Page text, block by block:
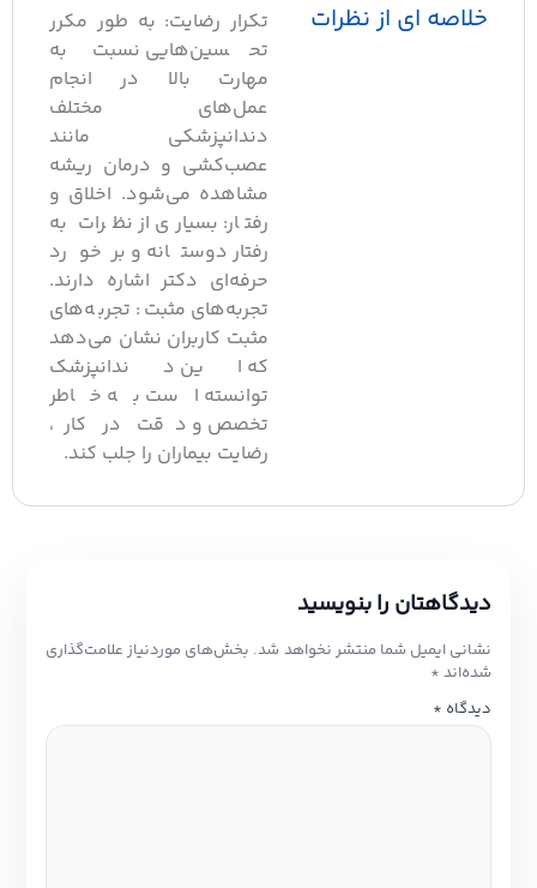
خلاصه ای از نظرات
تکرار رضایت: به طور مکرر
تحسین‌هایی نسبت به
مهارت بالا در انجام
عمل‌های مختلف
دندانپزشکی مانند
عصب‌کشی و درمان ریشه
مشاهده می‌شود. اخلاق و
رفتار: بسیاری از نظرات به
رفتار دوستانه و برخورد
حرفه‌ای دکتر اشاره دارند.
تجربه‌های مثبت: تجربه‌های
مثبت کاربران نشان می‌دهد
که این دندانپزشک
توانسته است به خاطر
تخصص و دقت در کار،
رضایت بیماران را جلب کند.
را بنویسید
ایمیل شما منتشر نخواهد شد. بخش‌های موردنیاز علامت‌گذاری
*
*